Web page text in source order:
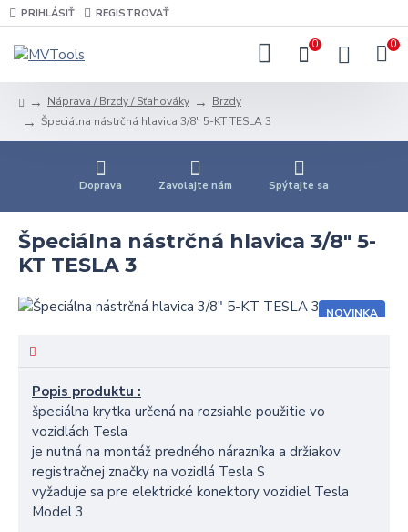
PRIHLÁSIŤ REGISTROVAŤ
0 0
Náprava / Brzdy / Sťahováky
Brzdy
Špeciálna nástrčná hlavica 3/8" 5-KT TESLA 3
Doprava Zavolajte nám Spýtajte sa
Špeciálna nástrčná hlavica 3/8" 5-
KT TESLA 3
NOVINKA
Popis produktu :
špeciálna krytka určená na rozsiahle použitie vo
vozidlách Tesla
je nutná na montáž predného nárazníka a držiakov
registračnej značky na vozidlá Tesla S
vyžaduje sa pre elektrické konektory vozidiel Tesla
Model 3